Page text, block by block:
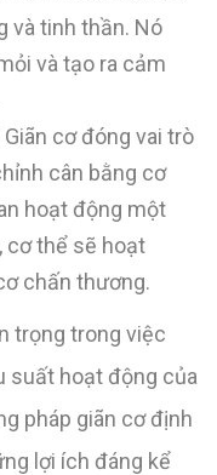
và tinh thần. Nó
và tạo ra cảm
cơ đóng vai trò
cân bằng cơ
hoạt động một
cơ thể sẽ hoạt
chấn thương.
trọng trong việc
suất hoạt động của
pháp giãn cơ định
lợi ích đáng kể